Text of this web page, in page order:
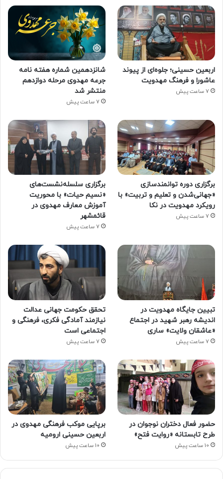
اربعین حسینی؛ جلوه‌ای از پیوند
عاشورا و فرهنگ مهدویت
7 ساعت پیش
شانزدهمین شماره هفته‌ نامه
جرعه مهدوی مرحله دوازدهم
منتشر شد
7 ساعت پیش
برگزاری دوره توانمندسازی
«جهانی‌شدن و تعلیم و تربیت» با
رویکرد مهدویت در نکا
7 ساعت پیش
برگزاری سلسله‌نشست‌های
«نسیم حیات» با محوریت
آموزش معارف مهدوی در
قائمشهر
7 ساعت پیش
تبیین جایگاه مهدویت در
اندیشه رهبر شهید در اجتماع
«عاشقان ولایت» ساری
7 ساعت پیش
تحقق حکومت جهانی عدالت
نیازمند آمادگی فکری، فرهنگی و
اجتماعی است
7 ساعت پیش
حضور فعال دختران نوجوان در
طرح تابستانه «روایت فتح»
10 ساعت پیش
برپایی موکب فرهنگی مهدوی در
اربعین حسینی ارومیه
10 ساعت پیش